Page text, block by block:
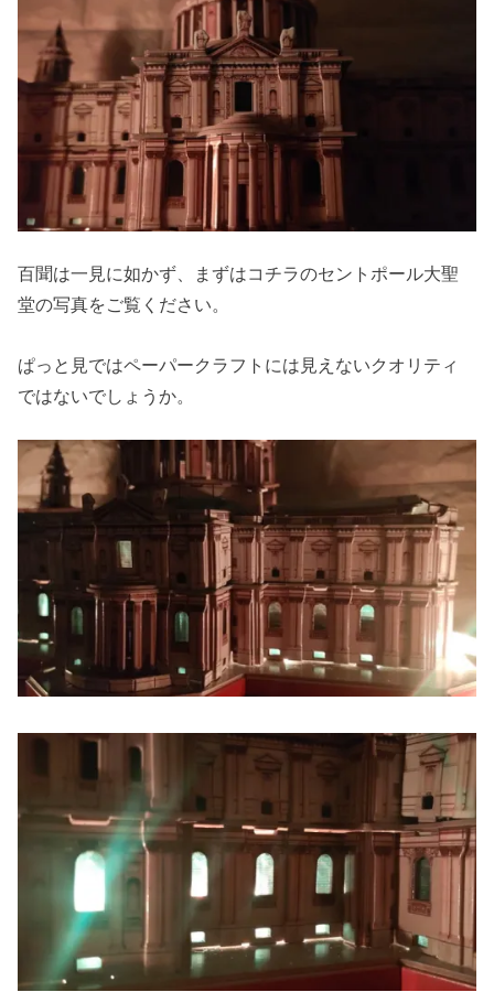
百聞は一見に如かず、まずはコチラのセントポール大聖
堂の写真をご覧ください。
ぱっと見ではペーパークラフトには見えないクオリティ
ではないでしょうか。